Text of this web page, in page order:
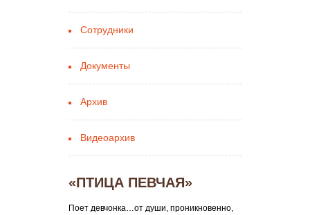
Сотрудники
Документы
Архив
Видеоархив
«ПТИЦА ПЕВЧАЯ»
Поет девчонка…от души, проникновенно,